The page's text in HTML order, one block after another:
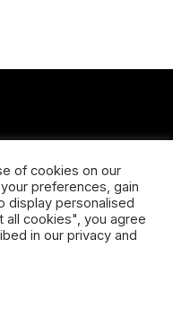
of cookies on our
preferences, gain
display personalised
all cookies", you agree
in our privacy and